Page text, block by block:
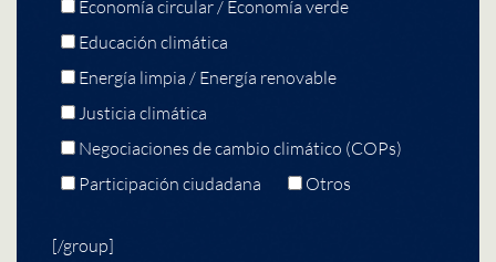
Economía circular / Economía verde
Educación climática
Energía limpia / Energía renovable
Justicia climática
Negociaciones de cambio climático (COPs)
Participación ciudadana
Otros
[/group]